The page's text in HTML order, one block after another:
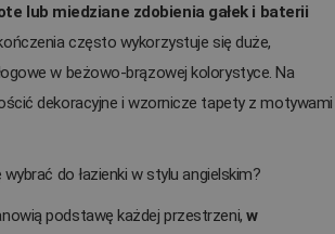
lub miedziane zdobienia gałek i baterii
często wykorzystuje się duże,
w beżowo-brązowej kolorystyce. Na
dekoracyjne i wzornicze tapety z motywami
do łazienki w stylu angielskim?
podstawę każdej przestrzeni,w